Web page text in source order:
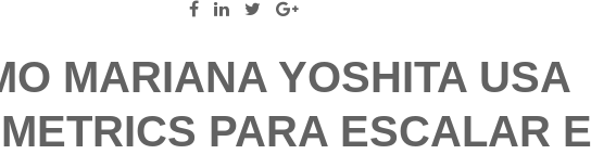
MARIANA YOSHITA USA
PARA ESCALAR E